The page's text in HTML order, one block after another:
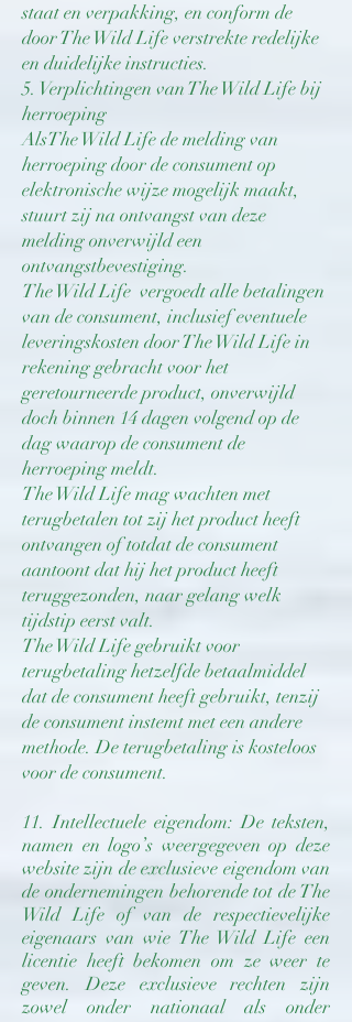
staat en verpakking, en conform de
door The Wild Life verstrekte redelijke
en duidelijke instructies.
5. Verplichtingen van The Wild Life bij
herroeping
AlsThe Wild Life de melding van
herroeping door de consument op
elektronische wijze mogelijk maakt,
stuurt zij na ontvangst van deze
melding onverwijld een
ontvangstbevestiging.
The Wild Life vergoedt alle betalingen
van de consument, inclusief eventuele
leveringskosten door The Wild Life in
rekening gebracht voor het
geretourneerde product, onverwijld
doch binnen 14 dagen volgend op de
dag waarop de consument de
herroeping meldt.
The Wild Life mag wachten met
terugbetalen tot zij het product heeft
ontvangen of totdat de consument
aantoont dat hij het product heeft
teruggezonden, naar gelang welk
tijdstip eerst valt.
The Wild Life gebruikt voor
terugbetaling hetzelfde betaalmiddel
dat de consument heeft gebruikt, tenzij
de consument instemt met een andere
methode. De terugbetaling is kosteloos
voor de consument.
11. Intellectuele eigendom: De teksten,
namen en logo’s weergegeven op deze
website zijn de exclusieve eigendom van
de ondernemingen behorende tot de The
Wild Life of van de respectievelijke
eigenaars van wie The Wild Life een
licentie heeft bekomen om ze weer te
geven. Deze exclusieve rechten zijn
zowel onder nationaal als onder